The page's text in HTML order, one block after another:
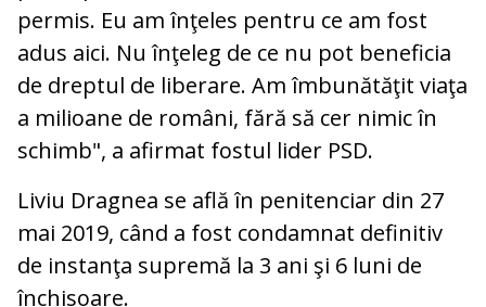
permis. Eu am înţeles pentru ce am fost
adus aici. Nu înţeleg de ce nu pot beneficia
de dreptul de liberare. Am îmbunătăţit viaţa
a milioane de români, fără să cer nimic în
schimb", a afirmat fostul lider PSD.
Liviu Dragnea se află în penitenciar din 27
mai 2019, când a fost condamnat definitiv
de instanţa supremă la 3 ani şi 6 luni de
închisoare.